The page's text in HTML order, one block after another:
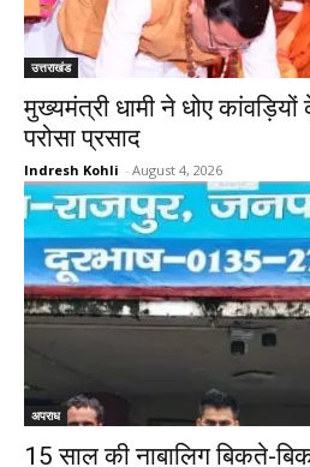
उत्तराखंड
मुख्यमंत्री धामी ने धोए
परोसा प्रसाद
Indresh Kohli - August 4, 2026
अपराध
15 साल की नाबालिग बिकते-